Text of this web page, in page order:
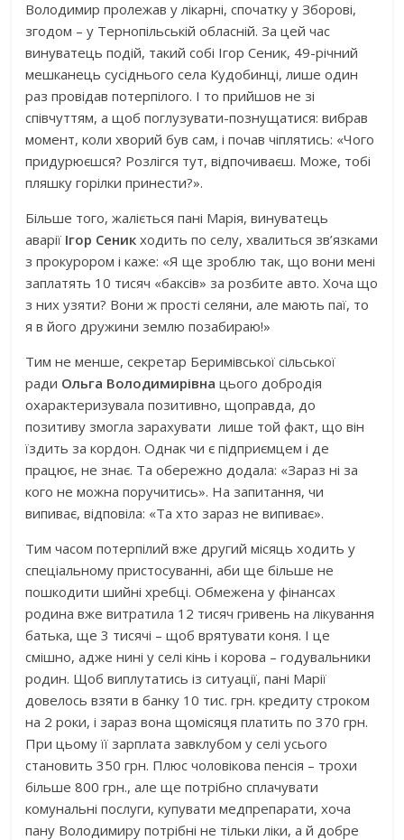
Володимир пролежав у лікарні, спочатку у Зборові,
згодом – у Тернопільській обласній. За цей час
винуватець подій, такий собі Ігор Сеник, 49-річний
мешканець сусіднього села Кудобинці, лише один
раз провідав потерпілого. І то прийшов не зі
співчуттям, а щоб поглузувати-познущатися: вибрав
момент, коли хворий був сам, і почав чіплятись: «Чого
придурюєшся? Розлігся тут, відпочиваєш. Може, тобі
пляшку горілки принести?».
Більше того, жаліється пані Марія, винуватець
аварії Ігор Сеник ходить по селу, хвалиться зв’язками
з прокурором і каже: «Я ще зроблю так, що вони мені
заплатять 10 тисяч «баксів» за розбите авто. Хоча що
з них узяти? Вони ж прості селяни, але мають паї, то
я в його дружини землю позабираю!»
Тим не менше, секретар Беримівської сільської
ради Ольга Володимирівна цього добродія
охарактеризувала позитивно, щоправда, до
позитиву змогла зарахувати лише той факт, що він
їздить за кордон. Однак чи є підприємцем і де
працює, не знає. Та обережно додала: «Зараз ні за
кого не можна поручитись». На запитання, чи
випиває, відповіла: «Та хто зараз не випиває».
Тим часом потерпілий вже другий місяць ходить у
спеціальному пристосуванні, аби ще більше не
пошкодити шийні хребці. Обмежена у фінансах
родина вже витратила 12 тисяч гривень на лікування
батька, ще 3 тисячі – щоб врятувати коня. І це
смішно, адже нині у селі кінь і корова – годувальники
родин. Щоб виплутатись із ситуації, пані Марії
довелось взяти в банку 10 тис. грн. кредиту строком
на 2 роки, і зараз вона щомісяця платить по 370 грн.
При цьому її зарплата завклубом у селі усього
становить 350 грн. Плюс чоловікова пенсія – трохи
більше 800 грн., але ще потрібно сплачувати
комунальні послуги, купувати медпрепарати, хоча
пану Володимиру потрібні не тільки ліки, а й добре